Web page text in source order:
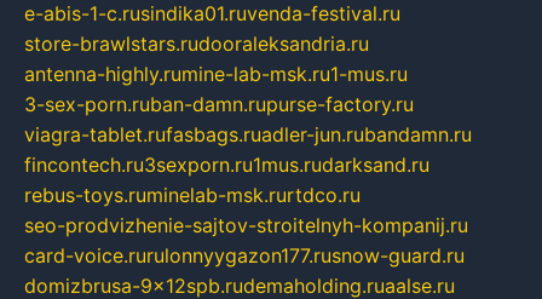
e-abis-1-c.rusindika01.ruvenda-festival.ru
store-brawlstars.rudooraleksandria.ru
antenna-highly.rumine-lab-msk.ru1-mus.ru
3-sex-porn.ruban-damn.rupurse-factory.ru
viagra-tablet.rufasbags.ruadler-jun.rubandamn.ru
fincontech.ru3sexporn.ru1mus.rudarksand.ru
rebus-toys.ruminelab-msk.rurtdco.ru
seo-prodvizhenie-sajtov-stroitelnyh-kompanij.ru
card-voice.rurulonnyygazon177.rusnow-guard.ru
domizbrusa-9x12spb.rudemaholding.ruaalse.ru